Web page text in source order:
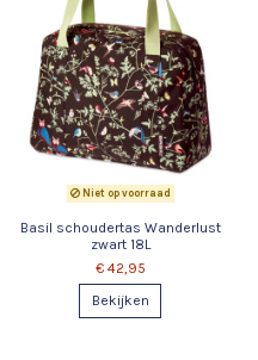
Niet op voorraad
Basil schoudertas Wanderlust
zwart 18L
€ 42,95
Bekijken